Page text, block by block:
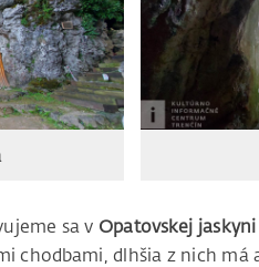
sa v Opatovskej jaskyni
chodbami, dlhšia z nich má